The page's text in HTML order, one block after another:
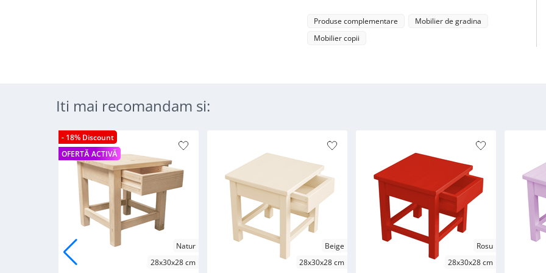
Produse complementare
Mobilier de gradina
Mobilier copii
Iti mai recomandam si:
- 18% Discount
OFERTĂ ACTIVĂ
Natur
28x30x28 cm
Beige
28x30x28 cm
Rosu
28x30x28 cm